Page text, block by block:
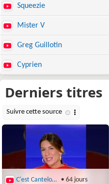
Squeezie
Mister V
Greg Guillotin
Cyprien
C'est Canteloup • 64 jours